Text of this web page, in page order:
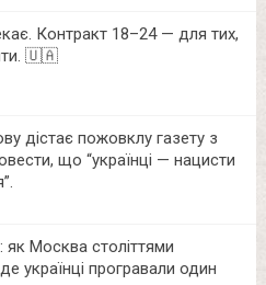
Контракт 18–24 — для тих,
🇺🇦
дістає пожовклу газету з
що “українці — нацисти
Москва століттями
українці програвали один